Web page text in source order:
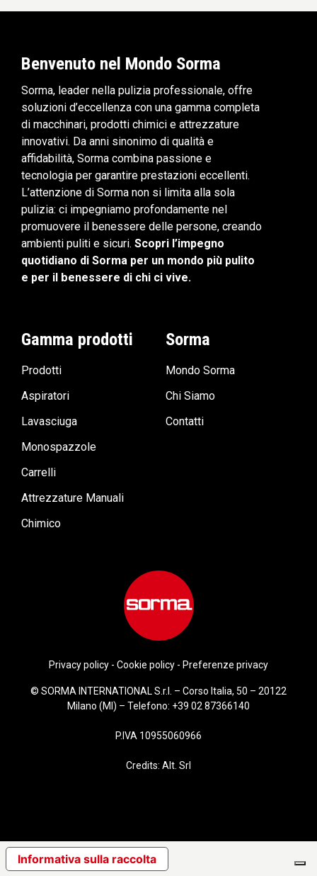
Benvenuto nel Mondo Sorma
Sorma, leader nella pulizia professionale, offre
soluzioni d’eccellenza con una gamma completa
di macchinari, prodotti chimici e attrezzature
innovativi. Da anni sinonimo di qualità e
affidabilità, Sorma combina passione e
tecnologia per garantire prestazioni eccellenti.
L’attenzione di Sorma non si limita alla sola
pulizia: ci impegniamo profondamente nel
promuovere il benessere delle persone, creando
ambienti puliti e sicuri. Scopri l’impegno
quotidiano di Sorma per un mondo più pulito
e per il benessere di chi ci vive.
Gamma prodotti
Prodotti
Aspiratori
Lavasciuga
Monospazzole
Carrelli
Attrezzature Manuali
Chimico
Sorma
Mondo Sorma
Chi Siamo
Contatti
Privacy policy - Cookie policy - Preferenze privacy
© SORMA INTERNATIONAL S.r.l. – Corso Italia, 50 – 20122
Milano (MI) – Telefono: +39 02 87366140
P.IVA 10955060966
Credits: Alt. Srl
Informativa sulla raccolta